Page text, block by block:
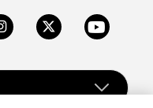
InstagramX Youtube